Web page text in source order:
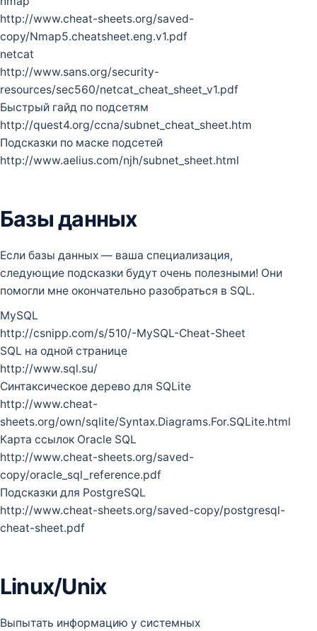
http://www.cheat-sheets.org/saved-
copy/Nmap5.cheatsheet.eng.v1.pdf
netcat
http://www.sans.org/security-
resources/sec560/netcat_cheat_sheet_v1.pdf
Быстрый гайд по подсетям
http://quest4.org/ccna/subnet_cheat_sheet.htm
Подсказки по маске подсетей
http://www.aelius.com/njh/subnet_sheet.html
Базы данных
Если базы данных — ваша специализация,
следующие подсказки будут очень полезными! Они
помогли мне окончательно разобраться в SQL.
MySQL
http://csnipp.com/s/510/-MySQL-Cheat-Sheet
SQL на одной странице
http://www.sql.su/
Синтаксическое дерево для SQLite
http://www.cheat-
sheets.org/own/sqlite/Syntax.Diagrams.For.SQLite.html
Карта ссылок Oracle SQL
http://www.cheat-sheets.org/saved-
copy/oracle_sql_reference.pdf
Подсказки для PostgreSQL
http://www.cheat-sheets.org/saved-copy/postgresql-
cheat-sheet.pdf
Linux/Unix
Выпытать информацию у системных